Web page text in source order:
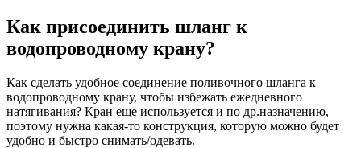
Как присоединить шланг к
водопроводному крану?
Как сделать удобное соединение поливочного шланга к
водопроводному крану, чтобы избежать ежедневного
натягивания? Кран еще используется и по др.назначению,
поэтому нужна какая-то конструкция, которую можно будет
удобно и быстро снимать/одевать.